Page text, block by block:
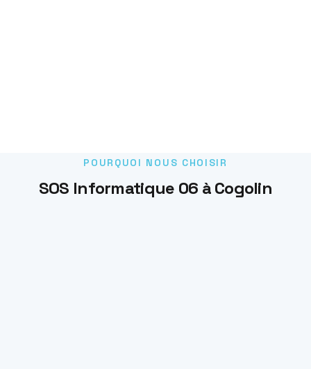
POURQUOI NOUS CHOISIR
SOS Informatique 06 à Cogolin